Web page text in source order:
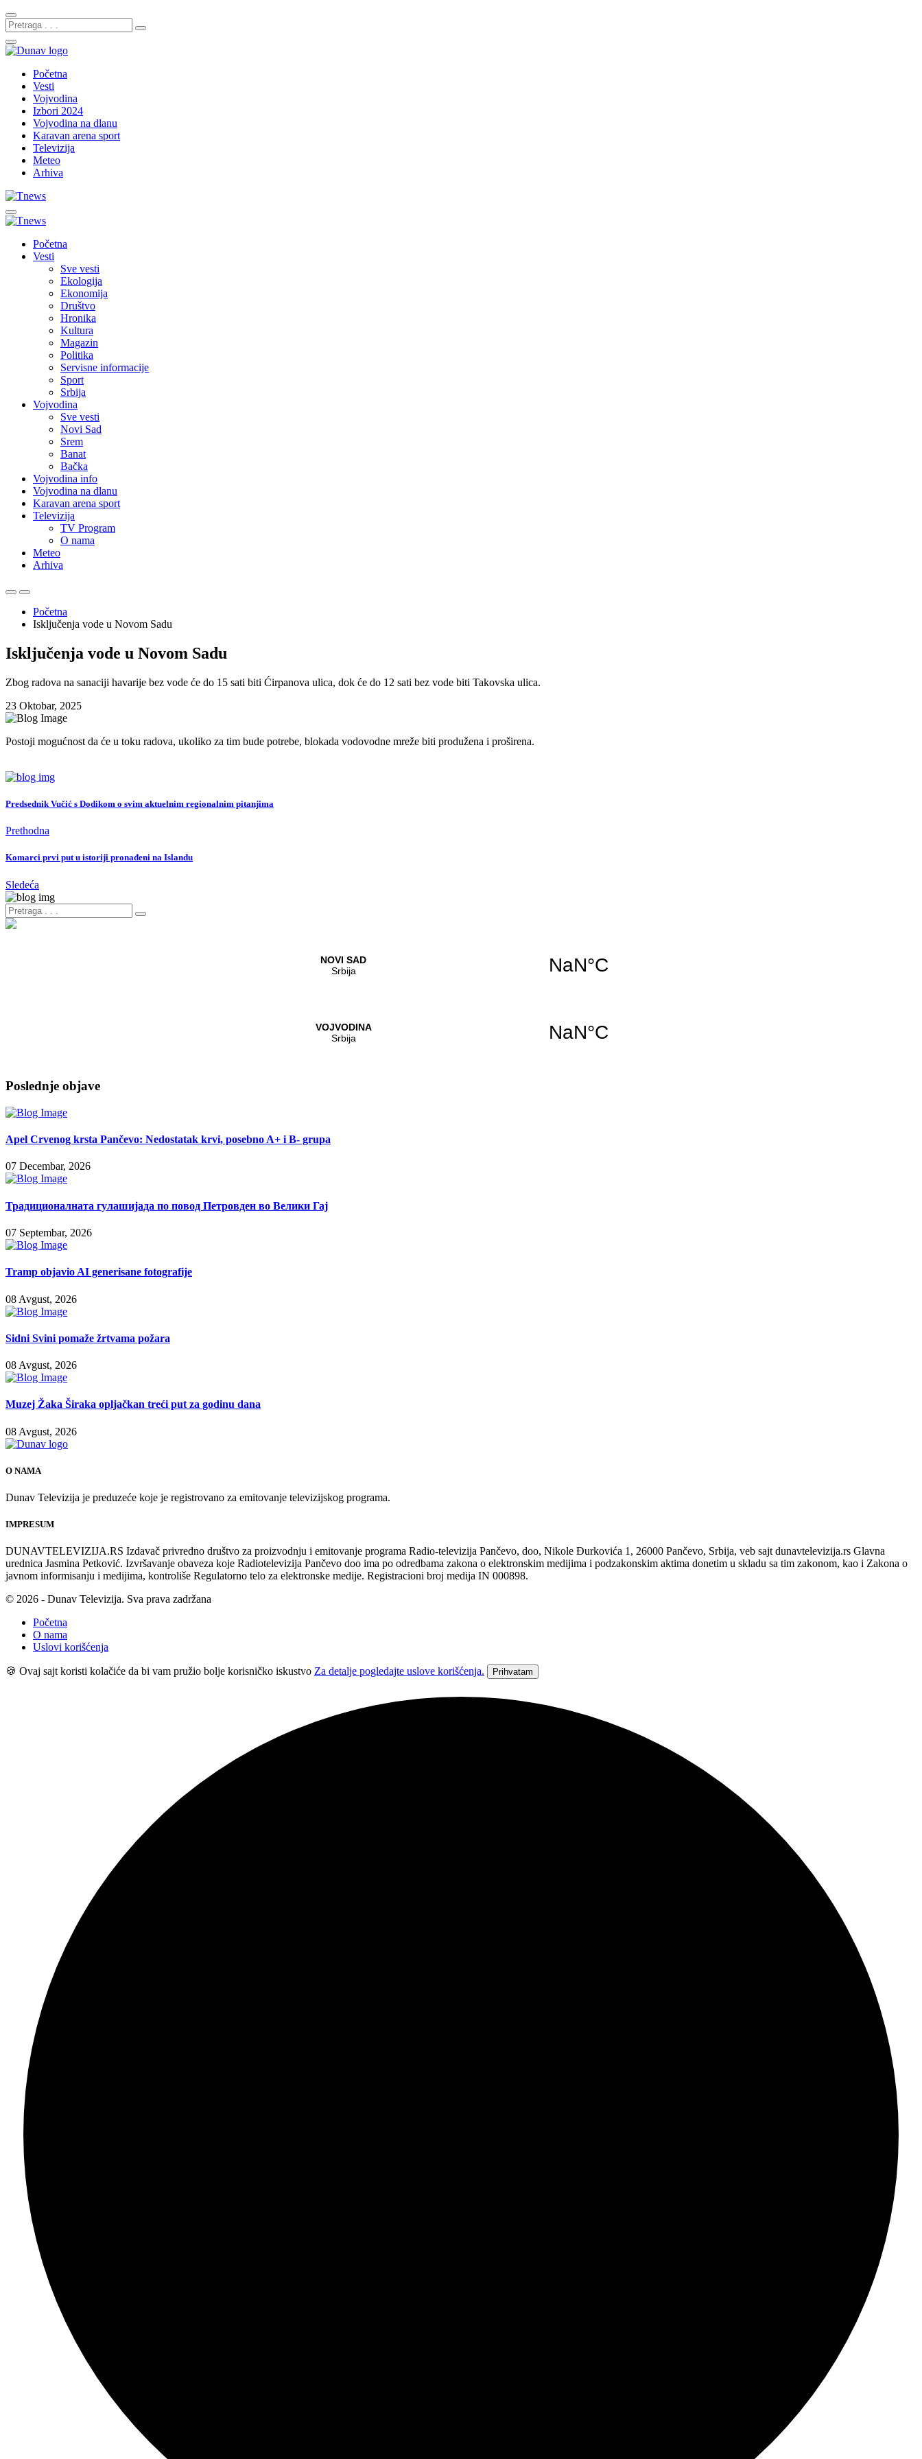
Početna
Vesti
Vojvodina
Izbori 2024
Vojvodina na dlanu
Karavan arena sport
Televizija
Meteo
Arhiva
Početna
Vesti
Sve vesti
Ekologija
Ekonomija
Društvo
Hronika
Kultura
Magazin
Politika
Servisne informacije
Sport
Srbija
Vojvodina
Sve vesti
Novi Sad
Srem
Banat
Bačka
Vojvodina info
Vojvodina na dlanu
Karavan arena sport
Televizija
TV Program
O nama
Meteo
Arhiva
Početna
Isključenja vode u Novom Sadu
Isključenja vode u Novom Sadu
Zbog radova na sanaciji havarije bez vode će do 15 sati biti Ćirpanova ulica, dok će do 12 sati bez vode biti Takovska ulica.
23 Oktobar, 2025
Postoji mogućnost da će u toku radova, ukoliko za tim bude potrebe, blokada vodovodne mreže biti produžena i proširena.
Predsednik Vučić s Dodikom o svim aktuelnim regionalnim pitanjima
Prethodna
Komarci prvi put u istoriji pronađeni na Islandu
Sledeća
Poslednje objave
Apel Crvenog krsta Pančevo: Nedostatak krvi, posebno A+ i B- grupa
07 Decembar, 2026
Традиционалната гулашијада по повод Петровден во Велики Гај
07 Septembar, 2026
Tramp objavio AI generisane fotografije
08 Avgust, 2026
Sidni Svini pomaže žrtvama požara
08 Avgust, 2026
Muzej Žaka Širaka opljačkan treći put za godinu dana
08 Avgust, 2026
O NAMA
Dunav Televizija je preduzeće koje je registrovano za emitovanje televizijskog programa.
IMPRESUM
DUNAVTELEVIZIJA.RS Izdavač privredno društvo za proizvodnju i emitovanje programa Radio-televizija Pančevo, doo, Nikole Đurkovića 1, 26000 Pančevo, Srbija, veb sajt dunavtelevizija.rs Glavna
urednica Jasmina Petković. Izvršavanje obaveza koje Radiotelevizija Pančevo doo ima po odredbama zakona o elektronskim medijima i podzakonskim aktima donetim u skladu sa tim zakonom, kao i Zakona o
javnom informisanju i medijima, kontroliše Regulatorno telo za elektronske medije. Registracioni broj medija IN 000898.
© 2026 - Dunav Televizija. Sva prava zadržana
Početna
O nama
Uslovi korišćenja
🍪 Ovaj sajt koristi kolačiće da bi vam pružio bolje korisničko iskustvo Za detalje pogledajte uslove korišćenja. Prihvatam